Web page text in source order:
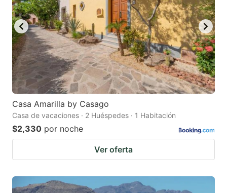
Casa Amarilla by Casago
Casa de vacaciones · 2 Huéspedes · 1 Habitación
$2,330 por noche
Ver oferta